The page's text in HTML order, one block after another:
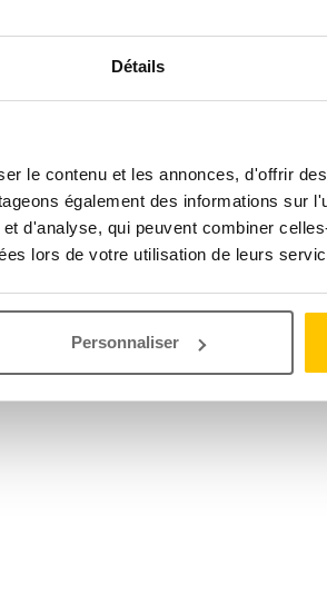
Détails
le contenu et les annonces, d'offrir
également des informations sur
d'analyse, qui peuvent combiner
lors de votre utilisation de leurs
Personnaliser